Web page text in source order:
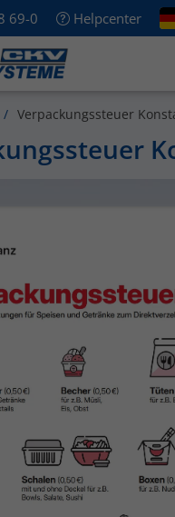
69-0 Helpcenter
Verpackungssteuer